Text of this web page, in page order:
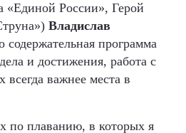
«Единой России», Герой
Владислав
содержательная программа
и достижения, работа с
всегда важнее места в
по плаванию, в которых я